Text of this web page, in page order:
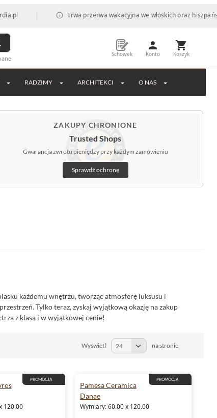
| Trwa przerwa wakacyjna we włoskich oraz hiszpańskich
Schowek Konto Koszyk
RADZIMY ARCHITEKCI O NAS
ZAKUPY CHRONIONE
Trusted Shops
Gwarancja zwrotu pieniędzy przy każdym zamówieniu
Sprawdź ochronę
każdemu wnętrzu, tworząc atmosferę luksusu i
Tylko teraz, zyskaj wyjątkową okazję na zakup
z klasą i w wyjątkowej cenie!
Wyświetl na stronie
PROMOCJA
120.00
PROMOCJA
Pamesa Ceramica
Danae
Wymiary: 60.00 x 120.00